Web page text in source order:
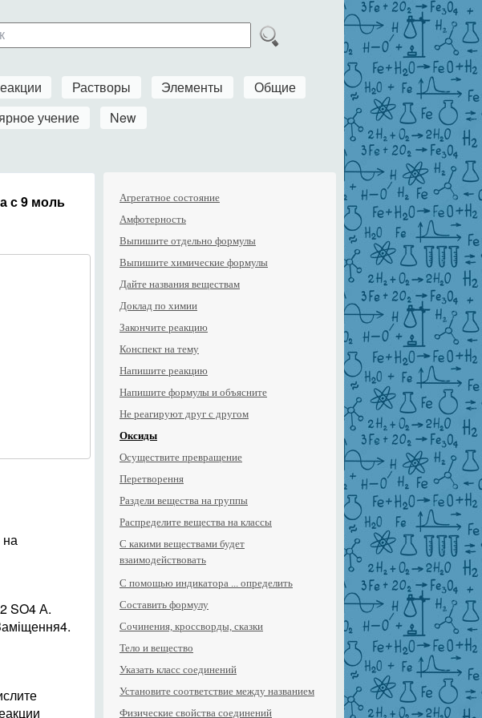
Растворы Элементы
Общие
учение New
с 9 моль
на
SO4 А.
Агрегатное состояние
Амфотерность
Выпишите отдельно формулы
Выпишите химические формулы
Дайте названия веществам
Доклад по химии
Закончите реакцию
Конспект на тему
Напишите реакцию
Напишите формулы и объясните
Не реагируют друг с другом
Оксиды
Осуществите превращение
Перетворення
Раздели вещества на группы
Распределите вещества на классы
С какими веществами будет
взаимодействовать
С помощью индикатора ... определить
Составить формулу
Сочинения, кроссворды, сказки
Тело и вещество
Указать класс соединений
Установите соответствие между названием
Физические свойства соединений